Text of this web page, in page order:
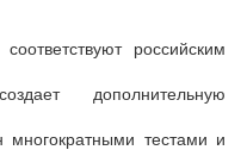
российским
дополнительную
тестами и